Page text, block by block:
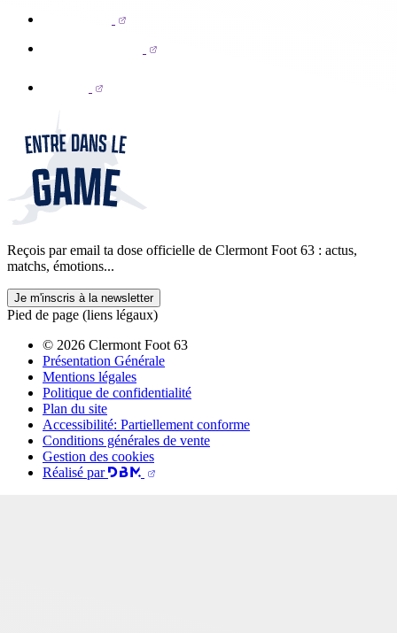
Reçois par email ta dose officielle de Clermont Foot 63 : actus,
matchs, émotions...
Je m'inscris à la newsletter
Pied de page (liens légaux)
© 2026 Clermont Foot 63
Présentation Générale
Mentions légales
Politique de confidentialité
Plan du site
Accessibilité: Partiellement conforme
Conditions générales de vente
Gestion des cookies
Réalisé par